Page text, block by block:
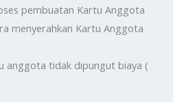
pembuatan Kartu Anggota
menyerahkan Kartu Anggota
anggota tidak dipungut biaya (